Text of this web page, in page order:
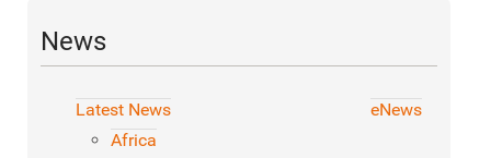
News
Latest News
Africa
eNews